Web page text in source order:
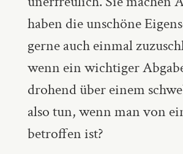
haben die unschöne
gerne auch einmal
wenn ein wichtiger
drohend über einem
also tun, wenn man von
betroffen ist?